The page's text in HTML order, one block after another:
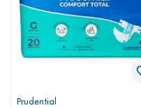
Prudential